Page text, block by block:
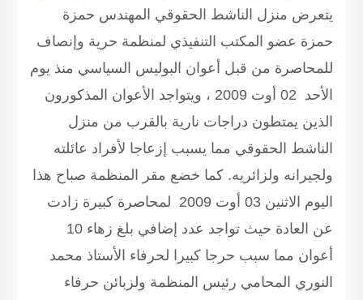
يتعرض منزل الناشط الحقوقي المهندس حمزة
حمزة عضو المكتب التنفيذي لمنظمة حرية وإنصاف
للمحاصرة من قبل أعوان البوليس السياسي منذ يوم
الأحد 02 أوت 2009 ، ويتواجد الأعوان المذكورون
الذين يمتطون دراجات نارية بالقرب من منزل
الناشط الحقوقي مما يسبب إزعاجا لأفراد عائلته
ولجيرانه ولزائريه. كما خضع مقر المنظمة صباح هذا
اليوم الاثنين 03 أوت 2009 لمحاصرة كبيرة زادت
عن العادة حيث تواجد عدد إضافي بلغ زهاء 10
أعوان مما سبب حرجا كبيرا لحرفاء الأستاذ محمد
النوري المحامي رئيس المنظمة ولزبائن حرفاء